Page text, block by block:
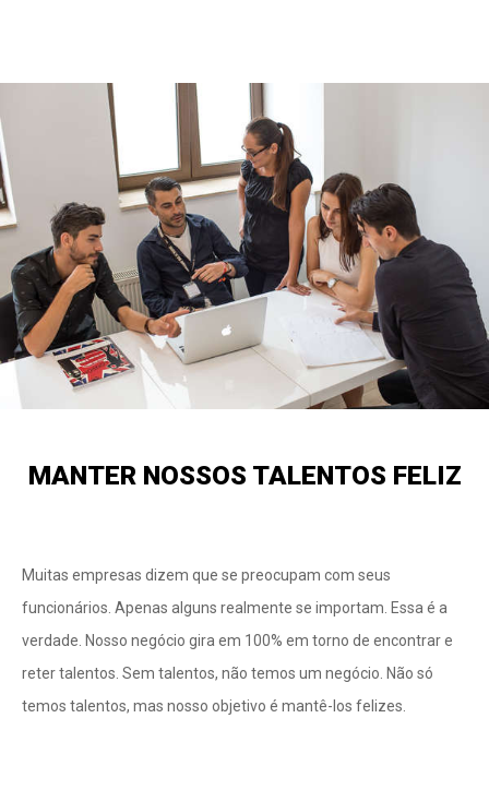
MANTER NOSSOS TALENTOS FELIZ
Muitas empresas dizem que se preocupam com seus
funcionários. Apenas alguns realmente se importam. Essa é a
verdade. Nosso negócio gira em 100% em torno de encontrar e
reter talentos. Sem talentos, não temos um negócio. Não só
temos talentos, mas nosso objetivo é mantê-los felizes.